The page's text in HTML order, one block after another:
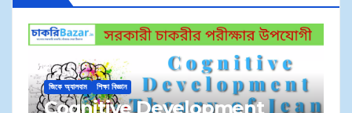
জিকে অ্যালবাম শিক্ষা বিজ্ঞান
Cognitive Development